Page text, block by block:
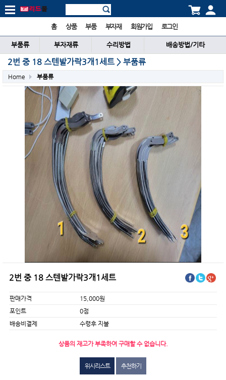
홈 상품 부품 부자재 회원가입 로그인
부품류 부자재류 수리방법 배송방법/기타
2번 중 18 스텐발가락3개1세트 > 부품류
Home 부품류
2번 중 18 스텐발가락3개1세트
판매가격
15,000원
포인트
0점
배송비결제
수령후 지불
상품의 재고가 부족하여 구매할 수 없습니다.
위시리스트 추천하기